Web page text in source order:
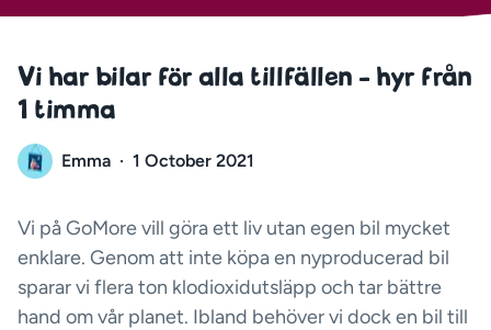
Vi har bilar för alla tillfällen - hyr från
1 timma
Emma · 1 October 2021
Vi på GoMore vill göra ett liv utan egen bil mycket
enklare. Genom att inte köpa en nyproducerad bil
sparar vi flera ton klodioxidutsläpp och tar bättre
hand om vår planet. Ibland behöver vi dock en bil till